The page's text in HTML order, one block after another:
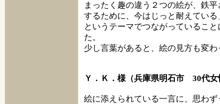
まったく趣の違う２つの絵が、鉄
するために、今はじっと耐えている
というテーマでつながっているこ
た。
少し言葉があると、絵の見方も変
Ｙ．Ｋ．様（兵庫県明石市 30代女
絵に添えられている一言に、思わ